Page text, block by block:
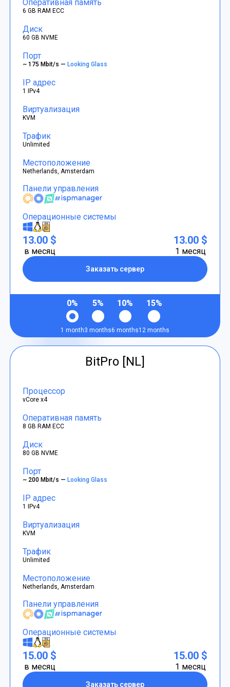
Оперативная память
6 GB RAM ECC
Диск
60 GB NVME
Порт
~ 175 Mbit/s —Looking Glass
IP адрес
1 IPv4
Виртуализация
KVM
Трафик
Unlimited
Местоположение
Netherlands, Amsterdam
Панели управления
Операционные системы
13.00 $
в месяц
Заказать сервер
13.00 $
1 месяц
0%
1 month
5%
3 months
10%
6 months
15%
12 months
BitPro [NL]
Процессор
vCore x4
Оперативная память
8 GB RAM ECC
Диск
80 GB NVME
Порт
~ 200 Mbit/s —Looking Glass
IP адрес
1 IPv4
Виртуализация
KVM
Трафик
Unlimited
Местоположение
Netherlands, Amsterdam
Панели управления
Операционные системы
15.00 $
в месяц
Заказать сервер
15.00 $
1 месяц